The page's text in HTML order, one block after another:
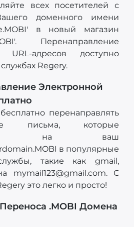
всех посетителей с
доменного имени
в новый магазин
Перенаправление
адресов доступно
Regery.
Электронной
перенаправлять
письма, которые
на ваш
в популярные
такие как gmail,
mymail123@gmail.com. С
это легко и просто!
.MOBI Домена